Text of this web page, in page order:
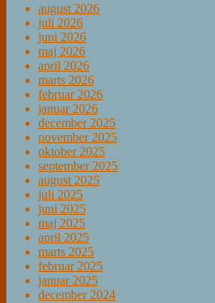
august 2026
juli 2026
juni 2026
maj 2026
april 2026
marts 2026
februar 2026
januar 2026
december 2025
november 2025
oktober 2025
september 2025
august 2025
juli 2025
juni 2025
maj 2025
april 2025
marts 2025
februar 2025
januar 2025
december 2024